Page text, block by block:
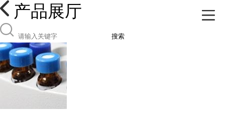
产品展厅
搜索